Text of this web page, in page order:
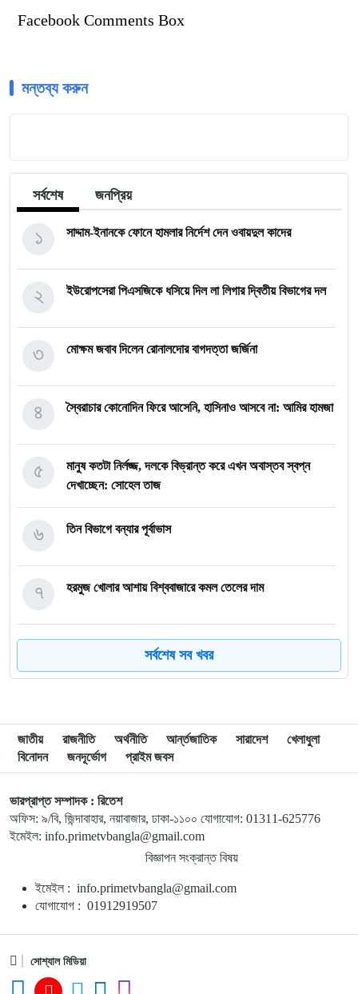
Facebook Comments Box
মন্তব্য করুন
সর্বশেষ জনপ্রিয়
সাদ্দাম-ইনানকে ফোনে হামলার নির্দেশ দেন ওবায়দুল কাদের
১
ইউরোপসেরা পিএসজিকে ধসিয়ে দিল লা লিগার দ্বিতীয় বিভাগের দল
২
মোক্ষম জবাব দিলেন রোনালদোর বাগদত্তা জর্জিনা
৩
স্বৈরাচার কোনোদিন ফিরে আসেনি, হাসিনাও আসবে না: আমির হামজা
৪
মানুষ কতটা নির্লজ্জ, দলকে বিভ্রান্ত করে এখন অবাস্তব স্বপ্ন
দেখাচ্ছেন: সোহেল তাজ
৫
তিন বিভাগে বন্যার পূর্বাভাস
৬
হরমুজ খোলার আশায় বিশ্ববাজারে কমল তেলের দাম
৭
মোদি এখন দুর্বল, এবার বড় আন্দোলনের সতর্কবার্তা দিলেন সোনাম
দেশে স্বর্ণের দামে বড় লাফ
১০
রাজধানীতে জামাতার ছুরিকাঘাতে মা-মেয়ে নিহত
১১
ভয়াবহ দাবানলে সস্ত্রীক ফ্রান্স ছাড়লেন জর্জ ক্লুনি
১২
জেনারেলের
সর্বশেষ সব খবর
জাতীয় রাজনীতি অর্থনীতি আর্ন্তজাতিক সারাদেশ
খেলাধুলা
বিনোদন
জনদূর্ভোগ প্রাইম জবস
ভারপ্রাপ্ত সম্পাদক : রিতেশ
অফিস: ৯/বি, জিন্দাবাহার, নয়াবাজার, ঢাকা-১১০০ যোগাযোগ: 01311-625776
ইমেইল: info.primetvbangla@gmail.com
বিজ্ঞাপন সংক্রান্ত বিষয়
ইমেইল : info.primetvbangla@gmail.com
যোগাযোগ : 01912919507
সোশ্যাল মিডিয়া